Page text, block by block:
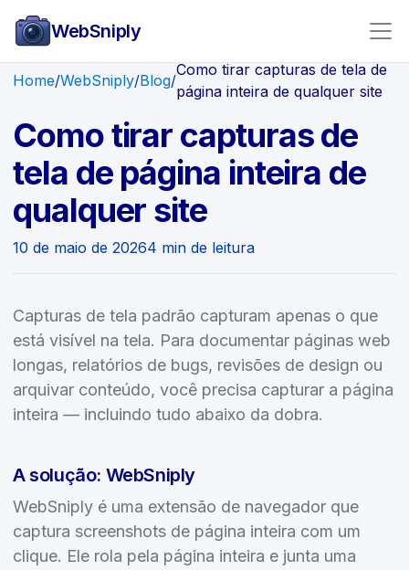
WebSniply
Home/WebSniply/Blog/
Como tirar capturas de tela de
página inteira de qualquer site
Como tirar capturas de
tela de página inteira de
qualquer site
10 de maio de 20264 min de leitura
Capturas de tela padrão capturam apenas o que
está visível na tela. Para documentar páginas web
longas, relatórios de bugs, revisões de design ou
arquivar conteúdo, você precisa capturar a página
inteira — incluindo tudo abaixo da dobra.
A solução: WebSniply
WebSniply é uma extensão de navegador que
captura screenshots de página inteira com um
clique. Ele rola pela página inteira e junta uma